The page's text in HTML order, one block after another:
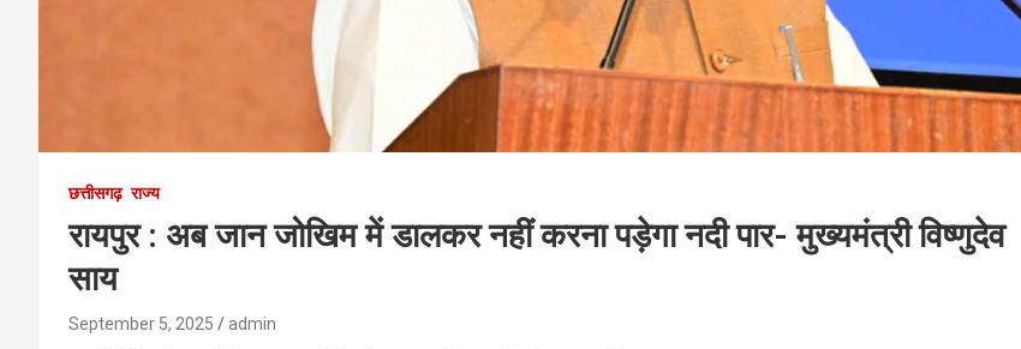
छत्तीसगढ़ राज्य
रायपुर : अब जान जोखिम में डालकर नहीं करना पड़ेगा नदी पार- मुख्यमंत्री विष्णुदेव
साय
September 5, 2025 admin